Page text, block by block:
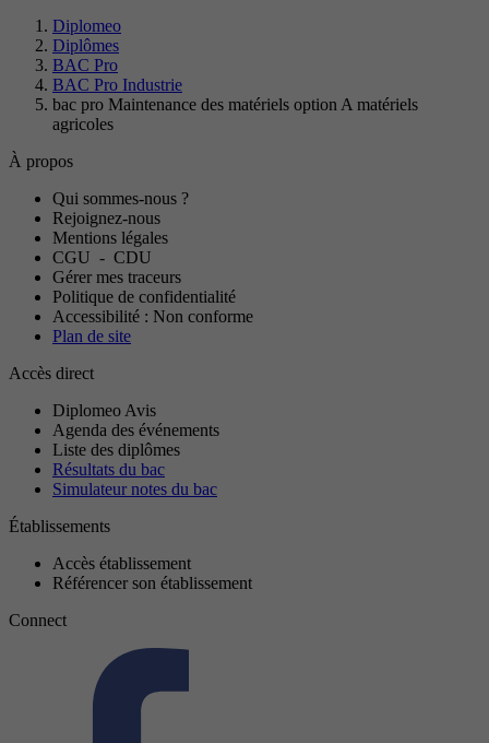
Diplomeo
Diplômes
BAC Pro
BAC Pro Industrie
bac pro Maintenance des matériels option A matériels
agricoles
À propos
Qui sommes-nous ?
Rejoignez-nous
Mentions légales
CGU - CDU
Gérer mes traceurs
Politique de confidentialité
Accessibilité : Non conforme
Plan de site
Accès direct
Diplomeo Avis
Agenda des événements
Liste des diplômes
Résultats du bac
Simulateur notes du bac
Établissements
Accès établissement
Référencer son établissement
Connect